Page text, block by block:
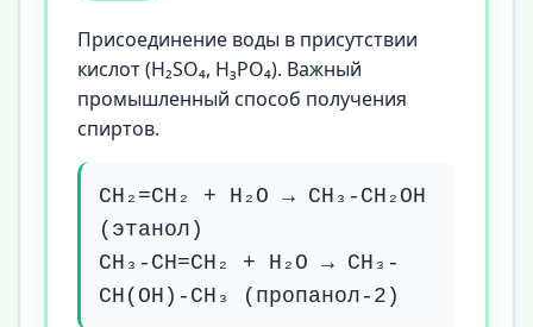
Присоединение воды в присутствии
кислот (H₂SO₄, H₃PO₄). Важный
промышленный способ получения
спиртов.
CH₂=CH₂ + H₂O → CH₃-CH₂OH
(этанол)
CH₃-CH=CH₂ + H₂O → CH₃-
CH(OH)-CH₃ (пропанол-2)